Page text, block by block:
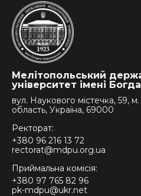
Мелітопольський
університет імені
вул. Наукового містечка, 59,
область, Україна, 69000
Ректорат:
+380 96 216 13 72
rectorat@mdpu.org.ua
Приймальна комісія:
+380 97 765 82 96
pk-mdpu@ukr.net